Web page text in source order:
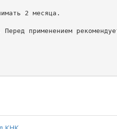
2 месяца.
применением